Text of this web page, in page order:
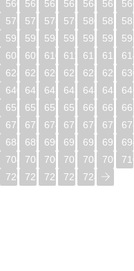
560
561 562 563 564 565 566
576
577 578 579 580 581 582
592
593 594 595 596 597 598
608
609 610 611 612 613 614
624
625 626 627 628 629 630
640
641 642 643 644 645 646
656
657 658 659 660 661 662
672
673 674 675 676 677 678
688
689 690 691 692 693 694
704
705 706 707 708 709 710
720
721 722 723 724